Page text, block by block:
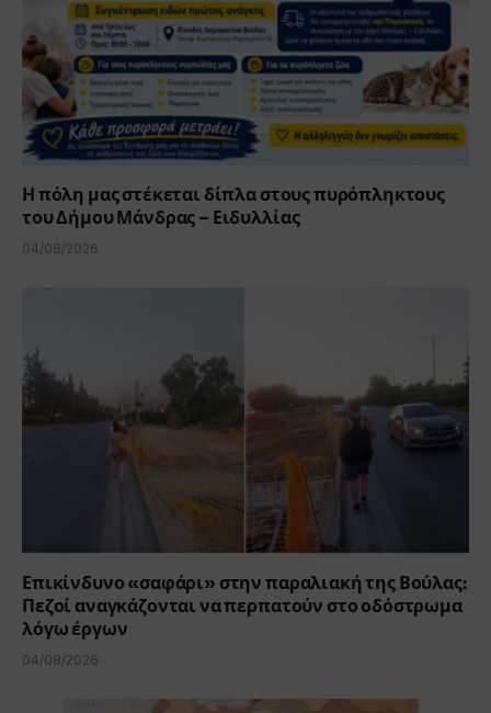
Η πόλη μας στέκεται δίπλα στους πυρόπληκτους
του Δήμου Μάνδρας – Ειδυλλίας
04/08/2026
Επικίνδυνο «σαφάρι» στην παραλιακή της Βούλας:
Πεζοί αναγκάζονται να περπατούν στο οδόστρωμα
λόγω έργων
04/08/2026